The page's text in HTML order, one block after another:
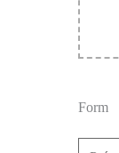
Form